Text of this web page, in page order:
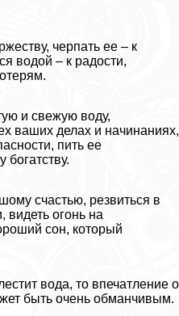
черпать ее – к
водой – к радости,
и свежую воду,
ваших делах и начинаниях,
пить ее
богатству.
счастью, резвиться в
видеть огонь на
сон, который
вода, то впечатление о
быть очень обманчивым.